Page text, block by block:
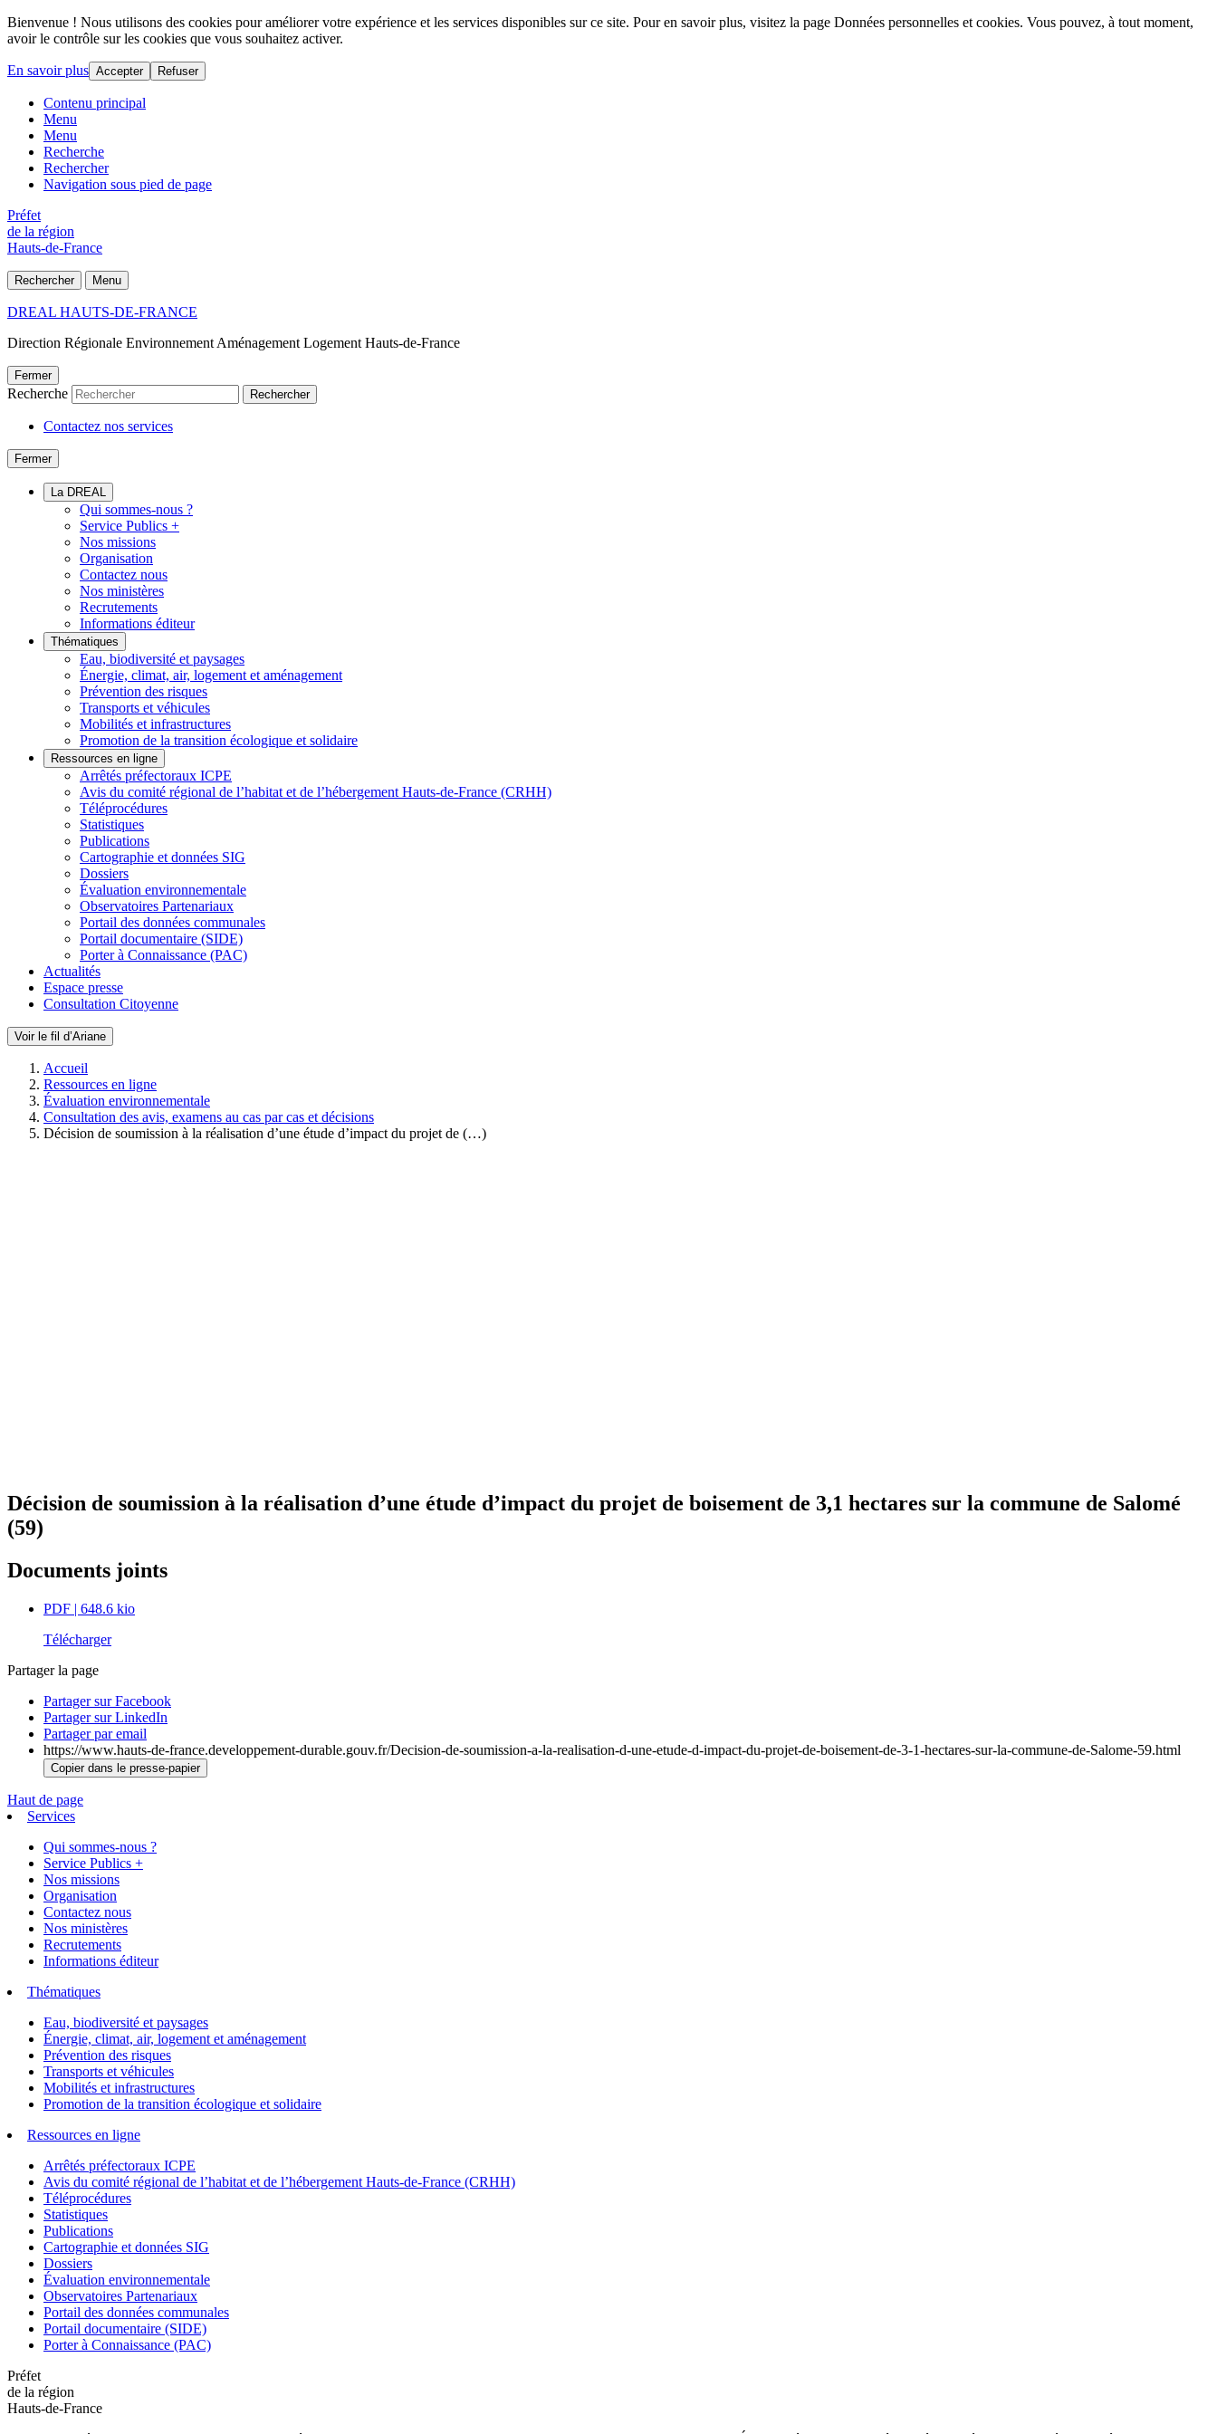
Bienvenue ! Nous utilisons des cookies pour améliorer votre expérience et les services disponibles sur ce site. Pour en savoir plus, visitez la page Données personnelles et cookies. Vous pouvez, à tout moment,
avoir le contrôle sur les cookies que vous souhaitez activer.
En savoir plus Accepter Refuser
Contenu principal
Menu
Menu
Recherche
Rechercher
Navigation sous pied de page
Préfet
de la région
Hauts-de-France
Rechercher Menu
DREAL HAUTS-DE-FRANCE
Direction Régionale Environnement Aménagement Logement Hauts-de-France
Fermer
Recherche Rechercher
Contactez nos services
Fermer
La DREAL
Qui sommes-nous ?
Service Publics +
Nos missions
Organisation
Contactez nous
Nos ministères
Recrutements
Informations éditeur
Thématiques
Eau, biodiversité et paysages
Énergie, climat, air, logement et aménagement
Prévention des risques
Transports et véhicules
Mobilités et infrastructures
Promotion de la transition écologique et solidaire
Ressources en ligne
Arrêtés préfectoraux ICPE
Avis du comité régional de l’habitat et de l’hébergement Hauts-de-France (CRHH)
Téléprocédures
Statistiques
Publications
Cartographie et données SIG
Dossiers
Évaluation environnementale
Observatoires Partenariaux
Portail des données communales
Portail documentaire (SIDE)
Porter à Connaissance (PAC)
Actualités
Espace presse
Consultation Citoyenne
Voir le fil d’Ariane
Accueil
Ressources en ligne
Évaluation environnementale
Consultation des avis, examens au cas par cas et décisions
Décision de soumission à la réalisation d’une étude d’impact du projet de (…)
Décision de soumission à la réalisation d’une étude d’impact du projet de boisement de 3,1 hectares sur la commune de Salomé
(59)
Documents joints
PDF | 648.6 kio
Télécharger
Partager la page
Partager sur Facebook
Partager sur LinkedIn
Partager par email
https://www.hauts-de-france.developpement-durable.gouv.fr/Decision-de-soumission-a-la-realisation-d-une-etude-d-impact-du-projet-de-boisement-de-3-1-hectares-sur-la-commune-de-Salome-59.html
Copier dans le presse-papier
Haut de page
Services
Qui sommes-nous ?
Service Publics +
Nos missions
Organisation
Contactez nous
Nos ministères
Recrutements
Informations éditeur
Thématiques
Eau, biodiversité et paysages
Énergie, climat, air, logement et aménagement
Prévention des risques
Transports et véhicules
Mobilités et infrastructures
Promotion de la transition écologique et solidaire
Ressources en ligne
Arrêtés préfectoraux ICPE
Avis du comité régional de l’habitat et de l’hébergement Hauts-de-France (CRHH)
Téléprocédures
Statistiques
Publications
Cartographie et données SIG
Dossiers
Évaluation environnementale
Observatoires Partenariaux
Portail des données communales
Portail documentaire (SIDE)
Porter à Connaissance (PAC)
Préfet
de la région
Hauts-de-France